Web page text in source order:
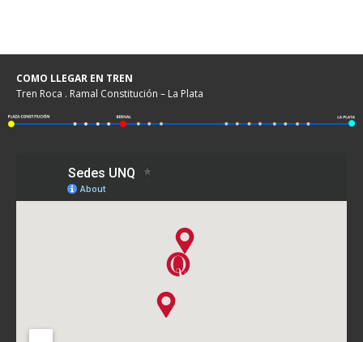
COMO LLEGAR EN TREN
Tren Roca . Ramal Constitución – La Plata